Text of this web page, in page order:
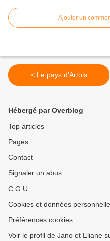
Ajouter un
< Le pays d'Artois
Hébergé par Overblog
Top articles
Pages
Contact
Signaler un abus
C.G.U.
Cookies et données
Préférences cookies
Voir le profil de Jano et Eliane